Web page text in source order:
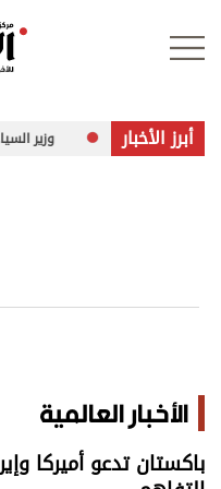
علوم الدار
اقتصاد
الرياضة
أبرز الأخبار وزير السياحة والآثار الفلسطيني
الأخبار العالمية
باكستان تدعو أميركا